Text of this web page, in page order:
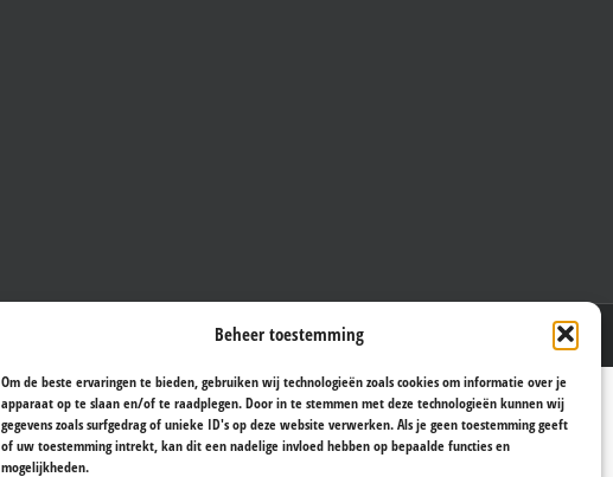
Beheer toestemming
Om de beste ervaringen te bieden, gebruiken wij technologieën zoals cookies om informatie over je
apparaat op te slaan en/of te raadplegen. Door in te stemmen met deze technologieën kunnen wij
gegevens zoals surfgedrag of unieke ID's op deze website verwerken. Als je geen toestemming geeft
of uw toestemming intrekt, kan dit een nadelige invloed hebben op bepaalde functies en
mogelijkheden.